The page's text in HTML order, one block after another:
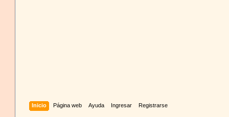
Inicio Página web Ayuda Ingresar Registrarse